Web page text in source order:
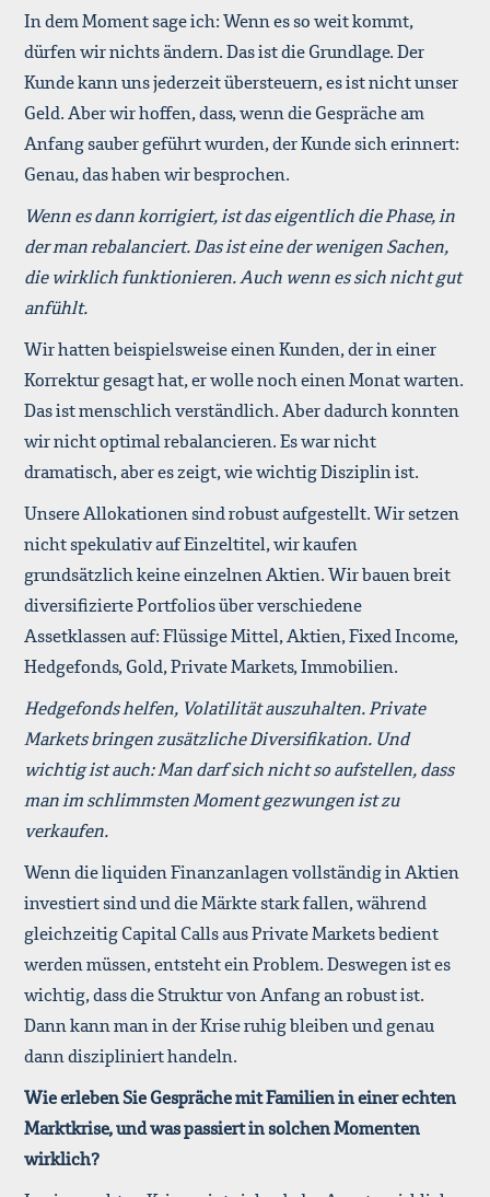
In dem Moment sage ich: Wenn es so weit kommt,
dürfen wir nichts ändern. Das ist die Grundlage. Der
Kunde kann uns jederzeit übersteuern, es ist nicht unser
Geld. Aber wir hoffen, dass, wenn die Gespräche am
Anfang sauber geführt wurden, der Kunde sich erinnert:
Genau, das haben wir besprochen.
Wenn es dann korrigiert, ist das eigentlich die Phase, in
der man rebalanciert. Das ist eine der wenigen Sachen,
die wirklich funktionieren. Auch wenn es sich nicht gut
anfühlt.
Wir hatten beispielsweise einen Kunden, der in einer
Korrektur gesagt hat, er wolle noch einen Monat warten.
Das ist menschlich verständlich. Aber dadurch konnten
wir nicht optimal rebalancieren. Es war nicht
dramatisch, aber es zeigt, wie wichtig Disziplin ist.
Unsere Allokationen sind robust aufgestellt. Wir setzen
nicht spekulativ auf Einzeltitel, wir kaufen
grundsätzlich keine einzelnen Aktien. Wir bauen breit
diversifizierte Portfolios über verschiedene
Assetklassen auf: Flüssige Mittel, Aktien, Fixed Income,
Hedgefonds, Gold, Private Markets, Immobilien.
Hedgefonds helfen, Volatilität auszuhalten. Private
Markets bringen zusätzliche Diversifikation. Und
wichtig ist auch: Man darf sich nicht so aufstellen, dass
man im schlimmsten Moment gezwungen ist zu
verkaufen.
Wenn die liquiden Finanzanlagen vollständig in Aktien
investiert sind und die Märkte stark fallen, während
gleichzeitig Capital Calls aus Private Markets bedient
werden müssen, entsteht ein Problem. Deswegen ist es
wichtig, dass die Struktur von Anfang an robust ist.
Dann kann man in der Krise ruhig bleiben und genau
dann diszipliniert handeln.
Wie erleben Sie Gespräche mit Familien in einer echten
Marktkrise, und was passiert in solchen Momenten
wirklich?